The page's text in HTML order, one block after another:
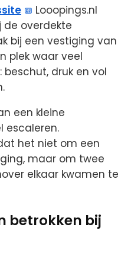
Looopings.nl
de overdekte
bij een vestiging van
plek waar veel
beschut, druk en vol
een kleine
escaleren.
het niet om een
maar om twee
elkaar kwamen te
betrokken bij